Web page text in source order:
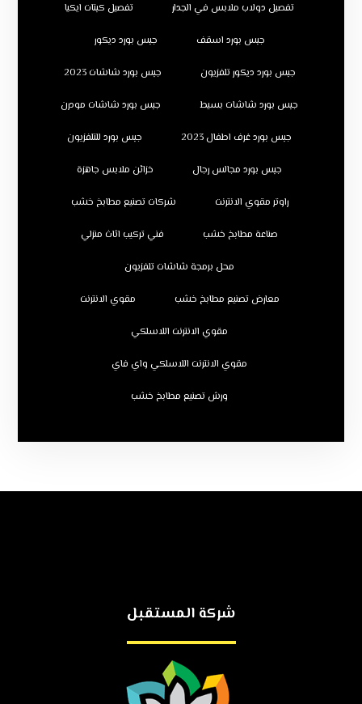
تفصيل دولاب ملابس في الجدار تفصيل كبتات ايكيا
جبس بورد اسقف جبس بورد ديكور
جبس بورد ديكور تلفزيون جبس بورد شاشات 2023
جبس بورد شاشات بسيط جبس بورد شاشات مودرن
جبس بورد غرف اطفال 2023 جبس بورد للتلفزيون
جبس بورد مجالس رجال خزائن ملابس جاهزة
راوتر مقوي الانترنت شركات تصنيع مطابخ خشب
صناعة مطابخ خشب فني تركيب اثاث منزلي
محل برمجة شاشات تلفزيون
معارض تصنيع مطابخ خشب مقوي الانترنت
مقوي الانترنت اللاسلكي
مقوي الانترنت اللاسلكي واي فاي
ورش تصنيع مطابخ خشب
شركة المستقبل